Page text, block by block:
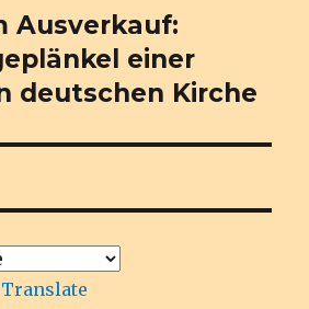
Ausverkauf:
einer
deutschen Kirche
Translate